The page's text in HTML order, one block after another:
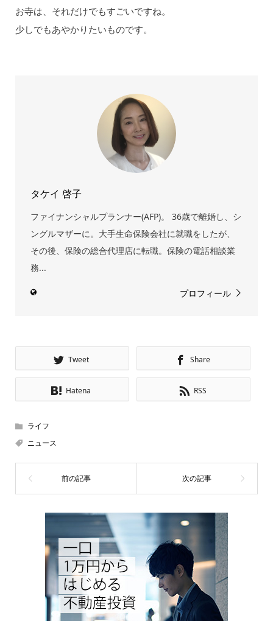
お寺は、それだけでもすごいですね。
少しでもあやかりたいものです。
タケイ 啓子
ファイナンシャルプランナー(AFP)。 36歳で離婚し、シ
ングルマザーに。大手生命保険会社に就職をしたが、
その後、保険の総合代理店に転職。保険の電話相談業
務...
プロフィール
Tweet Share
Hatena RSS
ライフ
ニュース